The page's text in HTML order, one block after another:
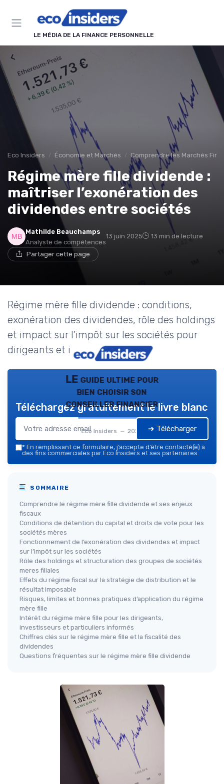
LE MÉDIA DE LA FINANCE PERSONNELLE
Eco Insiders Économie et Marchés Comprendre les Marchés
Régime mère fille dividende :
maîtriser l’exonération des
dividendes entre sociétés
Mathilde Beauchamps
Analyste de compétences
13 juin 2025 13 min de lecture
Partager cette page
Régime mère fille dividende : conditions,
exonération des dividendes, rôle des holdings
et impact sur l’impôt sur les sociétés pour
dirigeants et investisseurs.
LE guide ultime pour
bien choisir son
conseiller financier
Eco Insiders — 2026
Téléchargez gratuitement le livre blanc
➔ Télécharger
* En remplissant ce formulaire, j’accepte d’être contacté(e) à
des fins commerciales par Eco Insiders et ses partenaires.
SOMMAIRE
Comprendre le régime mère fille dividende et ses enjeux
fiscaux
Conditions de détention du capital et droits de vote pour les
sociétés mères
Fonctionnement de l’exonération des dividendes et impact
sur l’impôt sur les sociétés
Rôle des holdings et structuration des groupes de sociétés
meres filiales
Effets du régime fiscal sur la stratégie de distribution et le
résultat imposable
Risques, limites et bonnes pratiques d’application du régime
mère fille
Intérêt du régime mère fille pour les dirigeants,
investisseurs et particuliers informés
Chiffres clés sur le régime mère fille et la fiscalité des
dividendes
Questions fréquentes sur le régime mère fille dividende